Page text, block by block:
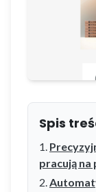
Spis
pracują na